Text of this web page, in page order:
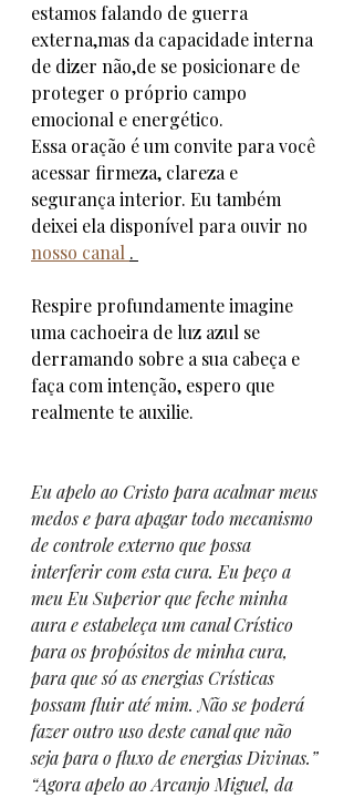
estamos falando de guerra
externa,mas da capacidade interna
de dizer não,de se posicionare de
proteger o próprio campo
emocional e energético.
Essa oração é um convite para você
acessar firmeza, clareza e
segurança interior. Eu também
deixei ela disponível para ouvir no
nosso canal .
Respire profundamente imagine
uma cachoeira de luz azul se
derramando sobre a sua cabeça e
faça com intenção, espero que
realmente te auxilie.
Eu apelo ao Cristo para acalmar meus
medos e para apagar todo mecanismo
de controle externo que possa
interferir com esta cura. Eu peço a
meu Eu Superior que feche minha
aura e estabeleça um canal Crístico
para os propósitos de minha cura,
para que só as energias Crísticas
possam fluir até mim. Não se poderá
fazer outro uso deste canal que não
seja para o fluxo de energias Divinas.”
“Agora apelo ao Arcanjo Miguel, da